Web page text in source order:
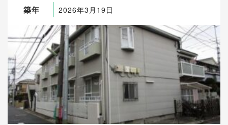
築年 2026年3月19日